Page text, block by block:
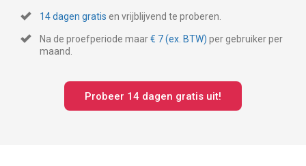
14 dagen gratis en vrijblijvend te proberen.
Na de proefperiode maar€ 7 (ex. BTW) per gebruiker per
maand.
Probeer 14 dagen gratis uit!